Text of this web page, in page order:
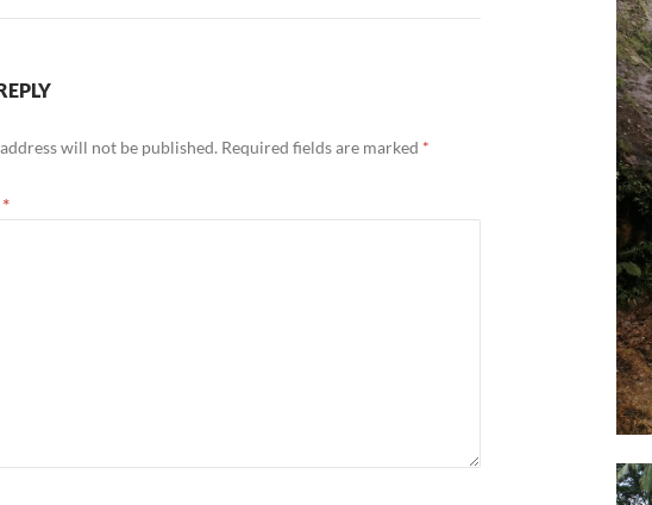
will not be published. Required fields are marked *
*